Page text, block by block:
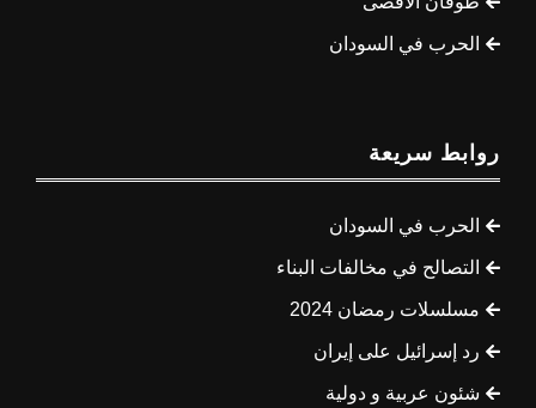
الحرب في السودان
روابط سريعة
الحرب في السودان
التصالح في مخالفات البناء
مسلسلات رمضان 2024
رد إسرائيل على إيران
شئون عربية و دولية